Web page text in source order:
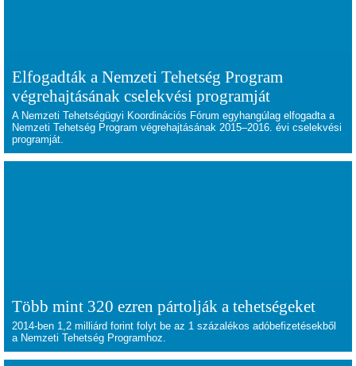
Elfogadták a Nemzeti Tehetség Program
végrehajtásának cselekvési programját
A Nemzeti Tehetségügyi Koordinációs Fórum egyhangúlag elfogadta a
Nemzeti Tehetség Program végrehajtásának 2015–2016. évi cselekvési
programját.
Több mint 320 ezren pártolják a tehetségeket
2014-ben 1,2 milliárd forint folyt be az 1 százalékos adóbefizetésekből
a Nemzeti Tehetség Programhoz.